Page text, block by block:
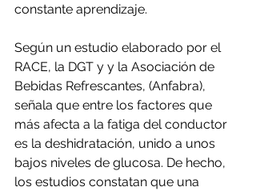
constante aprendizaje.
Según un estudio elaborado por el
RACE, la DGT y y la Asociación de
Bebidas Refrescantes, (Anfabra),
señala que entre los factores que
más afecta a la fatiga del conductor
es la deshidratación, unido a unos
bajos niveles de glucosa. De hecho,
los estudios constatan que una